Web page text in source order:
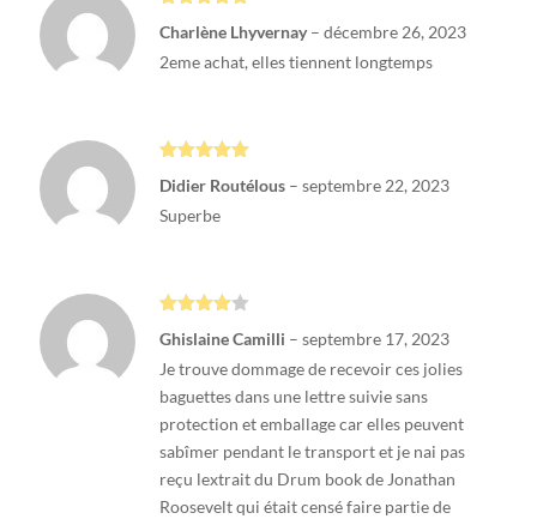
5
Charlène Lhyvernay– décembre 26, 2023
2eme achat, elles tiennent longtemps
5
Didier Routélous – septembre 22, 2023
Superbe
sur 5
Ghislaine Camilli – septembre 17, 2023
Je trouve dommage de recevoir ces jolies
baguettes dans une lettre suivie sans
protection et emballage car elles peuvent
sabîmer pendant le transport et je nai pas
reçu lextrait du Drum book de Jonathan
Roosevelt qui était censé faire partie de